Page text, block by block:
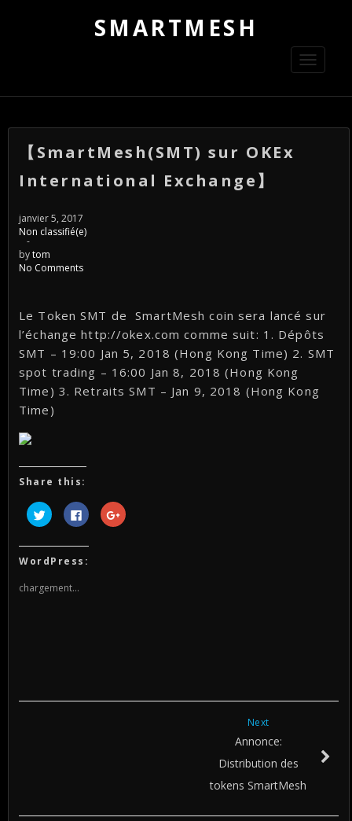
SMARTMESH
Toggle
【SmartMesh(SMT) sur OKEx
International Exchange】
janvier 5, 2017
Non classifié(e)
-
bytom
No Comments
Le Token SMT de SmartMesh coin sera lancé sur
l’échange http://okex.com comme suit: 1. Dépôts
SMT – 19:00 Jan 5, 2018 (Hong Kong Time) 2. SMT
spot trading – 16:00 Jan 8, 2018 (Hong Kong
Time) 3. Retraits SMT – Jan 9, 2018 (Hong Kong
Time)
Share this:
Cliquez
pour
partager
Twitter(ouvre
dans
une
fenêtre)
Cliquez
pour
partager
Facebook(ouvre
dans
une
Cliquez
pour
WordPress:
chargement…
Next
Annonce:
Distribution des
tokens SmartMesh